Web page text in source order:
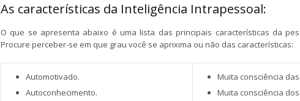
As características da Inteligência Intrapessoal:
O que se apresenta abaixo é uma lista das principais características da
Procure perceber-se em que grau você se aprixima ou não das características:
Automotivado.
Autoconhecimento.
Muita consciência
Muita consciência